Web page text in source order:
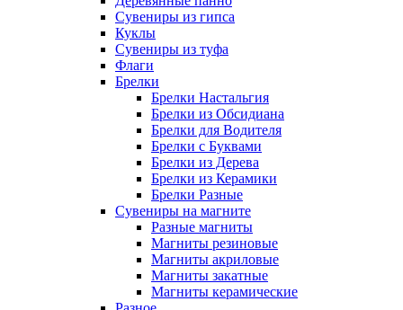
Сувениры из гипса
Куклы
Сувениры из туфа
Флаги
Брелки
Брелки Настальгия
Брелки из Обсидиана
Брелки для Водителя
Брелки с Буквами
Брелки из Дерева
Брелки из Керамики
Брелки Разные
Сувениры на магните
Разные магниты
Магниты резиновые
Магниты акриловые
Магниты закатные
Магниты керамические